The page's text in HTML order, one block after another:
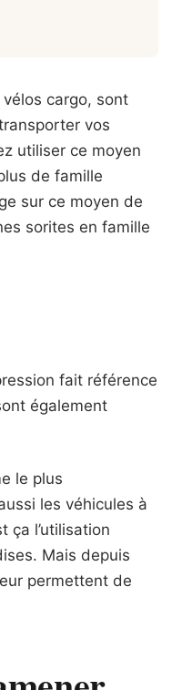
cargo, sont
vos
utiliser ce moyen
de famille
sur ce moyen de
sorites en famille
fait référence
également
le plus
les véhicules à
ça l’utilisation
Mais depuis
permettent de